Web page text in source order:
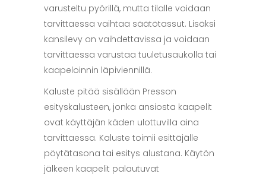
varusteltu pyörillä, mutta tilalle voidaan
tarvittaessa vaihtaa säätötassut. Lisäksi
kansilevy on vaihdettavissa ja voidaan
tarvittaessa varustaa tuuletusaukolla tai
kaapeloinnin läpiviennillä.
Kaluste pitää sisällään Presson
esityskalusteen, jonka ansiosta kaapelit
ovat käyttäjän käden ulottuvilla aina
tarvittaessa. Kaluste toimii esittäjälle
pöytätasona tai esitys alustana. Käytön
jälkeen kaapelit palautuvat